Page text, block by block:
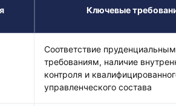
Ключевые
Соответствие пруденциальным
требованиям, наличие
контроля и
управленческого состава